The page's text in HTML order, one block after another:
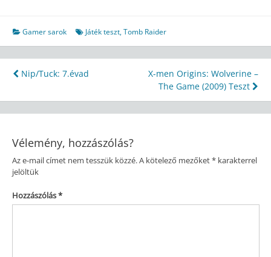
Gamer sarok Játék teszt,Tomb Raider
Bejegyzés
navigáció
Nip/Tuck: 7.évad
X-men Origins: Wolverine –
The Game (2009) Teszt
Vélemény, hozzászólás?
Az e-mail címet nem tesszük közzé.A kötelező mezőket*karakterrel
jelöltük
Hozzászólás*